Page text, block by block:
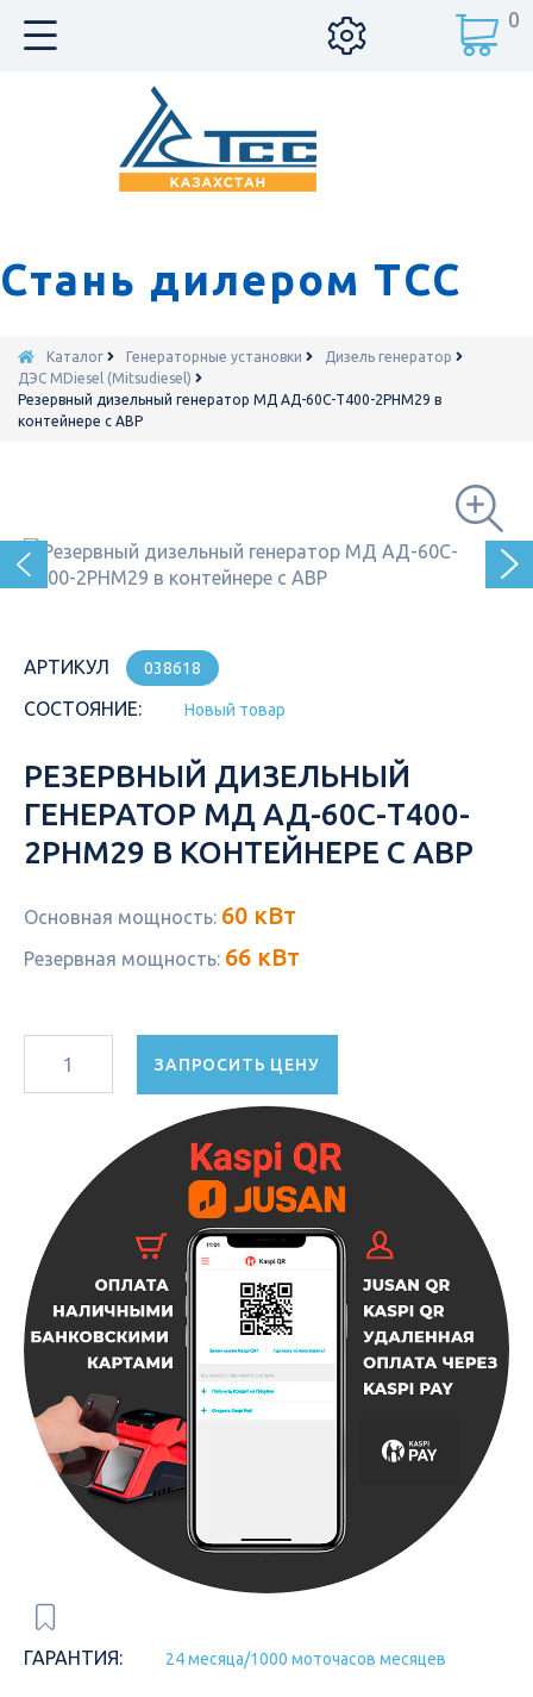
Стань дилером ТСС
0
Каталог Генераторные установки
Дизель генератор
ДЭС MDiesel (Mitsudiesel)
Резервный дизельный генератор МД АД-60С-Т400-2РНМ29 в
контейнере с АВР
АРТИКУЛ 038618
СОСТОЯНИЕ: Новый товар
РЕЗЕРВНЫЙ ДИЗЕЛЬНЫЙ
ГЕНЕРАТОР МД АД-60С-Т400-
2РНМ29 В КОНТЕЙНЕРЕ С АВР
Основная мощность: 60 кВт
Резервная мощность: 66 кВт
ЗАПРОСИТЬ ЦЕНУ
ГАРАНТИЯ: 24 месяца/1000 моточасов месяцев